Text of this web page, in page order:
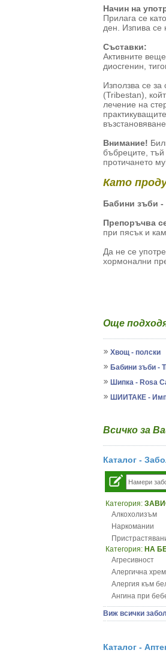
Начин на
Прилага се
ден. Изпива се
Съставки:
Активните
диосгенин,
Използва се
(Tribestan),
лечение на
възстановяване.
Внимание!
бъбреците,
протичането
Като
Бабини зъби -
Препоръчва
при пясък и
Да не се
хормонални
Още
Хвощ - полски
Бабини зъби -
Шипка - Rosa
ШИИТАКЕ -
Всичко за
Каталог -
Категория:
Алкохолизъм
Наркомании
Категория: НА
Агресивност
Алергична
Алергия към
Ангина при
Анемия при
Апетит - пълни
Безапетитие
Виж всички
Каталог -